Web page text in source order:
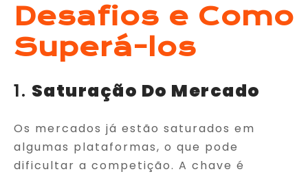
Desafios e Como
Superá-los
1. Saturação Do Mercado
Os mercados já estão saturados em
algumas plataformas, o que pode
dificultar a competição. A chave é